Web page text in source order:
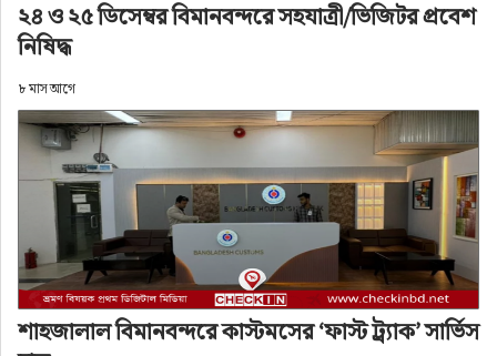
২৪ ও ২৫ ডিসেম্বর বিমানবন্দরে সহযাত্রী/ভিজিটর প্রবেশ
নিষিদ্ধ
৮ মাস আগে
শাহজালাল বিমানবন্দরে কাস্টমসের ‘ফাস্ট ট্র্যাক’ সার্ভিস